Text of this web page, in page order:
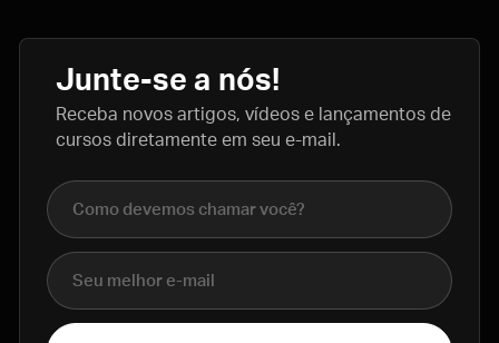
Junte-se a nós!
Receba novos artigos, vídeos e lançamentos de
cursos diretamente em seu e-mail.
Nome completo
E-mail